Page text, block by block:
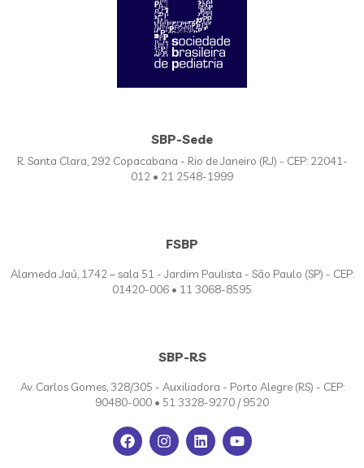
SBP-Sede
R. Santa Clara, 292 Copacabana - Rio de Janeiro (RJ) - CEP: 22041-
012 • 21 2548-1999
FSBP
Alameda Jaú, 1742 – sala 51 - Jardim Paulista - São Paulo (SP) - CEP:
01420-006 • 11 3068-8595
SBP-RS
Av. Carlos Gomes, 328/305 - Auxiliadora - Porto Alegre (RS) - CEP:
90480-000 • 51 3328-9270 / 9520